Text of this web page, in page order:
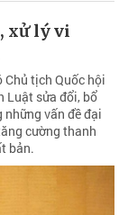
xử lý vi
Chủ tịch Quốc hội
Luật sửa đổi, bổ
vấn đề đại
cường thanh
bản.